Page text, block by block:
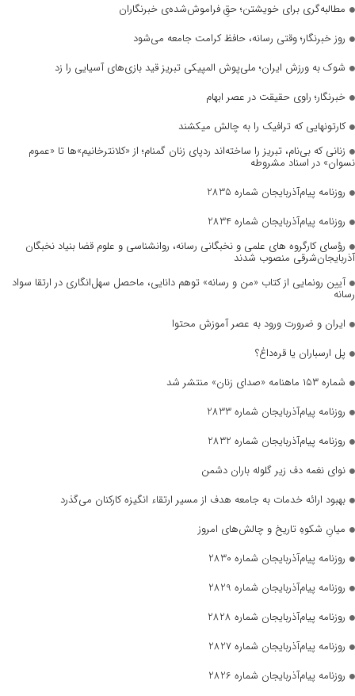
مطالبه‌گری برای خویشتن؛ حقِ فراموش‌شده‌ی خبرنگاران
روز خبرنگار؛ وقتی رسانه، حافظ کرامت جامعه می‌شود
شوک به ورزش ایران؛ ملی‌پوش المپیکی تبریز قید بازی‌های آسیایی را زد
خبرنگار؛ راوی حقیقت در عصر ابهام
کارتونهایی که ترافیک را به چالش میکشند
زنانی که بی‌نام، تبریز را ساخته‌اند ردپای زنان گمنام؛ از «کلانترخانیم»ها تا «عموم
نسوان» در اسناد مشروطه
روزنامه پیام‌آذربایجان شماره 2835
روزنامه پیام‌آذربایجان شماره 2834
رؤسای کارگروه های علمی و نخبگانی رسانه، روانشناسی و علوم قضا بنیاد نخبگان
آذربایجان‌شرقی منصوب شدند
آیین رونمایی از کتاب «من و رسانه» توهم دانایی، ماحصل سهل‌انگاری در ارتقا سواد
رسانه
ایران و ضرورت ورود به عصر آموزش محتوا
پل ارسباران یا قره‌داغ؟
شماره ۱۵۳ ماهنامه «صدای زنان» منتشر شد
روزنامه پیام‌آذربایجان شماره 2833
روزنامه پیام‌آذربایجان شماره 2832
نوای نغمه دف زیر گلوله باران دشمن
بهبود ارائه خدمات به جامعه هدف از مسیر ارتقاء انگیزه کارکنان می‌گذرد
میانِ شکوهِ تاریخ و چالش‌های امروز
روزنامه پیام‌آذربایجان شماره 2830
روزنامه پیام‌آذربایجان شماره 2829
روزنامه پیام‌آذربایجان شماره 2828
روزنامه پیام‌آذربایجان شماره 2827
روزنامه پیام‌آذربایجان شماره 2826